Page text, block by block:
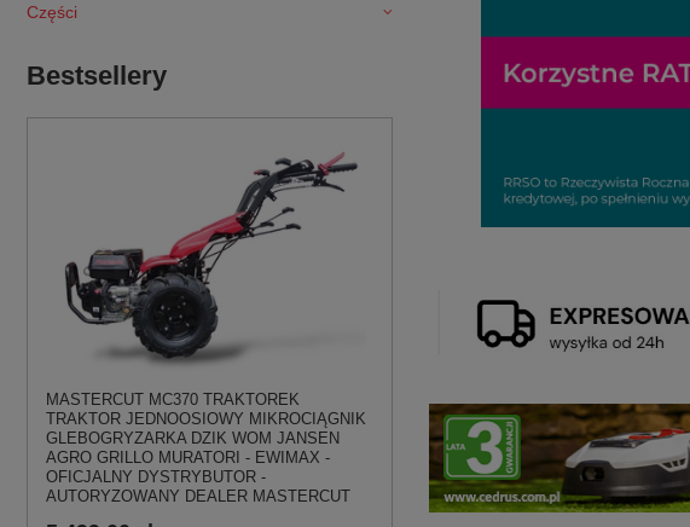
Części
Bestsellery
MASTERCUT MC370 TRAKTOREK
TRAKTOR JEDNOOSIOWY MIKROCIĄGNIK
GLEBOGRYZARKA DZIK WOM JANSEN
AGRO GRILLO MURATORI - EWIMAX -
OFICJALNY DYSTRYBUTOR -
AUTORYZOWANY DEALER MASTERCUT